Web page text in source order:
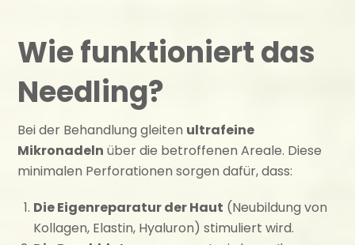
Wie funktioniert das
Needling?
Bei der Behandlung gleiten ultrafeine
Mikronadeln über die betroffenen Areale. Diese
minimalen Perforationen sorgen dafür, dass:
Die Eigenreparatur der Haut (Neubildung von
Kollagen, Elastin, Hyaluron) stimuliert wird.